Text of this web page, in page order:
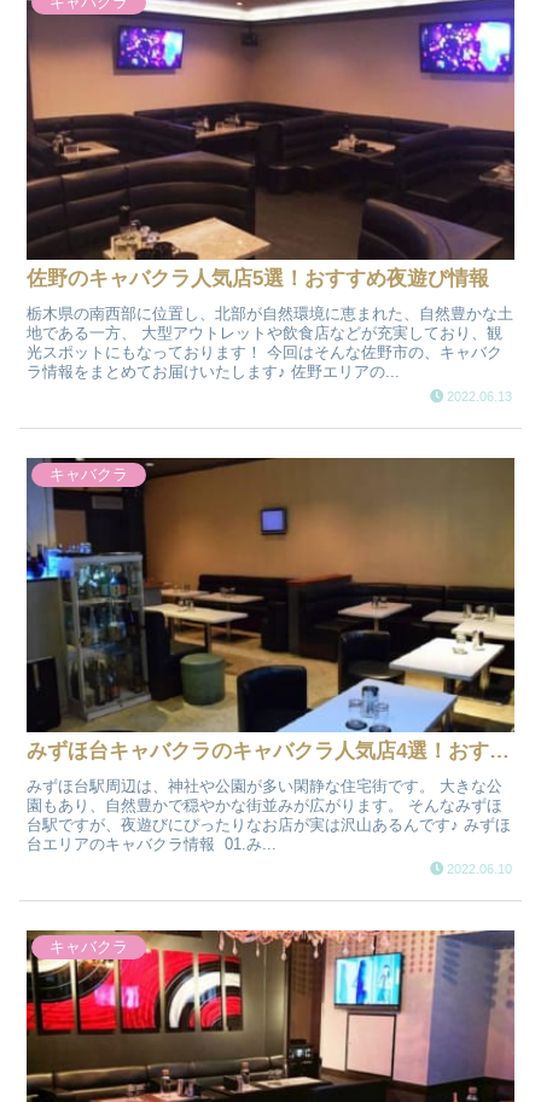
佐野のキャバクラ人気店5選！おすすめ夜遊び情報
栃木県の南西部に位置し、北部が自然環境に恵まれた、自然豊かな土
地である一方、 大型アウトレットや飲食店などが充実しており、観
光スポットにもなっております！ 今回はそんな佐野市の、キャバク
ラ情報をまとめてお届けいたします♪ 佐野エリアの...
2022.06.13
キャバクラ
みずほ台キャバクラのキャバクラ人気店4選！おすすめ夜遊び情報
みずほ台駅周辺は、神社や公園が多い閑静な住宅街です。 大きな公
園もあり、自然豊かで穏やかな街並みが広がります。 そんなみずほ
台駅ですが、夜遊びにぴったりなお店が実は沢山あるんです♪ みずほ
台エリアのキャバクラ情報 01.み...
2022.06.10
キャバクラ